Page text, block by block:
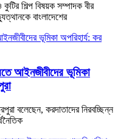
শিল্প বিষয়ক সম্পাদক বীর
বাংলাদেশের
আইনজীবীদের ভূমিকা
বলেছেন, করদাতাদের নিরবচ্ছিন্ন